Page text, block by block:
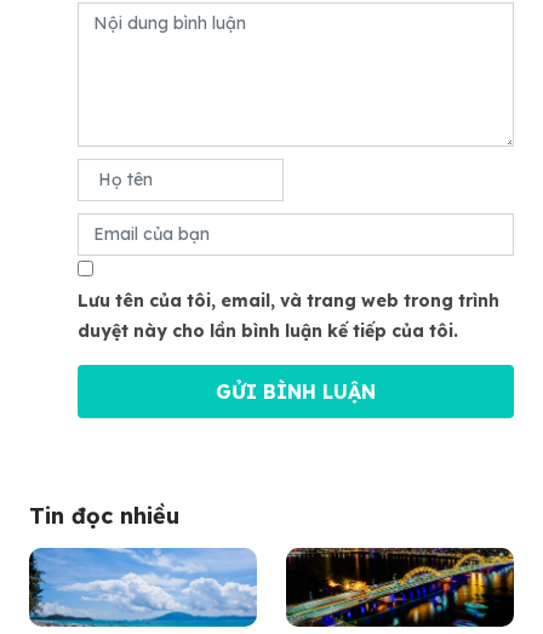
Lưu tên của tôi, email, và trang web trong trình
duyệt này cho lần bình luận kế tiếp của tôi.
Tin đọc nhiều